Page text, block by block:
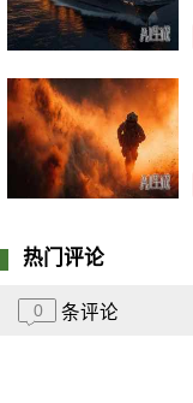
热门评论
0 条评论